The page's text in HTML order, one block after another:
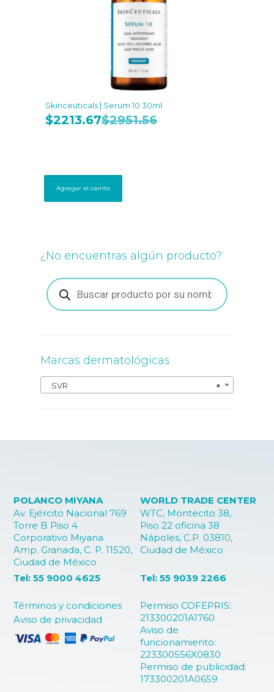
Skinceuticals | Serum 10 30ml
$2213.67$2951.56
Agregar al carrito
¿No encuentras algún producto?
Búsqueda
de
productos
Marcas dermatológicas
×
SVR
POLANCO MIYANA
Av. Ejército Nacional 769
Torre B Piso 4
Corporativo Miyana
Amp. Granada, C. P. 11520,
Ciudad de México
WORLD TRADE CENTER
WTC, Montecito 38,
Piso 22 oficina 38
Nápoles, C.P. 03810,
Ciudad de México
Términos y condiciones
Aviso de privacidad
Permiso COFEPRIS:
213300201A1760
Aviso de
funcionamiento:
223300556X0830
Permiso de publicidad:
173300201A0659
Tel: 55 9000 4625 Tel: 55 9039 2266